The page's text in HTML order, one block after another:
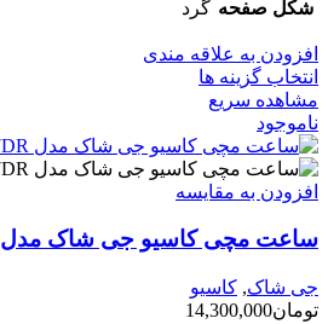
شکل صفحه گرد
افزودن به علاقه مندی
انتخاب گزینه ها
مشاهده سریع
ناموجود
افزودن به مقایسه
ساعت مچی کاسیو جی شاک مدل G-B001SF-7DR
جی شاک, کاسیو
تومان14,300,000